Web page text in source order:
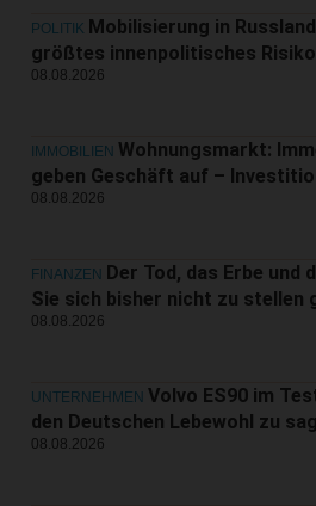
POLITIK Mobilisierung in
größtes innenpolitisches
08.08.2026
IMMOBILIEN Wohnungsmarkt:
geben Geschäft auf –
08.08.2026
FINANZEN
Der Tod, das Erbe und
Sie sich bisher nicht zu stellen
08.08.2026
UNTERNEHMEN Volvo ES90 im
den Deutschen Lebewohl zu
08.08.2026